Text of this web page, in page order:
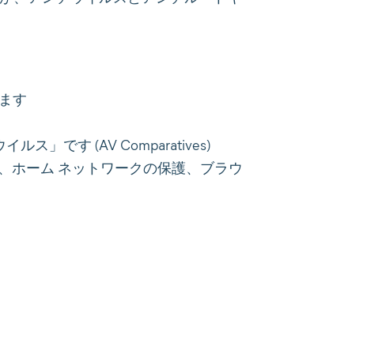
す
ルス」です (AV Comparatives)
ホーム ネットワークの保護、ブラウ